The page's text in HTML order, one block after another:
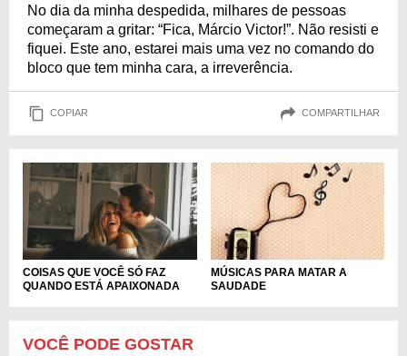
No dia da minha despedida, milhares de pessoas
começaram a gritar: “Fica, Márcio Victor!”. Não resisti e
fiquei. Este ano, estarei mais uma vez no comando do
bloco que tem minha cara, a irreverência.
COPIAR COMPARTILHAR
COISAS QUE VOCÊ SÓ FAZ
QUANDO ESTÁ APAIXONADA
MÚSICAS PARA MATAR A
SAUDADE
VOCÊ PODE GOSTAR